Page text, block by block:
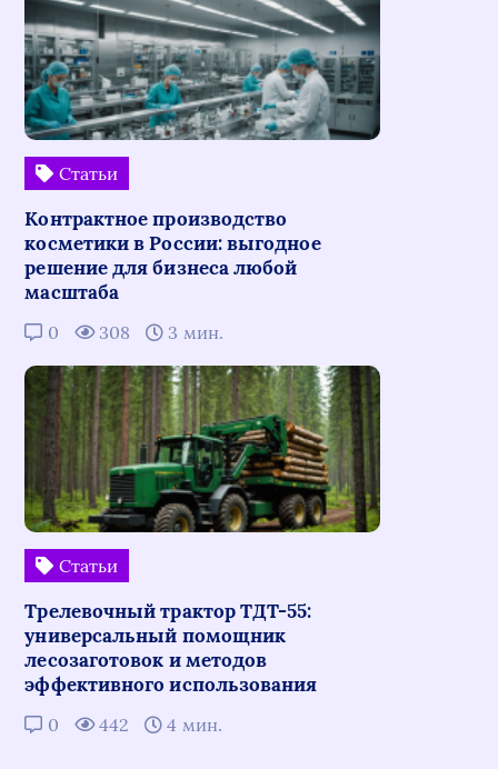
Статьи
Контрактное производство
косметики в России: выгодное
решение для бизнеса любой
масштаба
0 308 3 мин.
Статьи
Трелевочный трактор ТДТ-55:
универсальный помощник
лесозаготовок и методов
эффективного использования
0 442 4 мин.